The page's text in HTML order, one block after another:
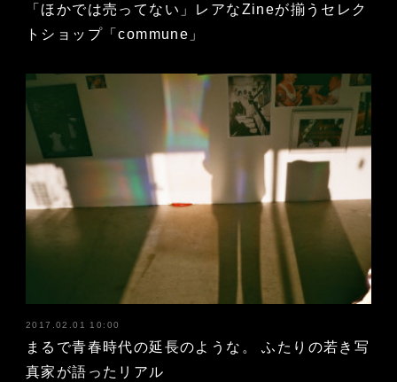
「ほかでは売ってない」レアなZineが揃うセレク
トショップ「commune」
2017.02.01 10:00
まるで青春時代の延長のような。 ふたりの若き写
真家が語ったリアル